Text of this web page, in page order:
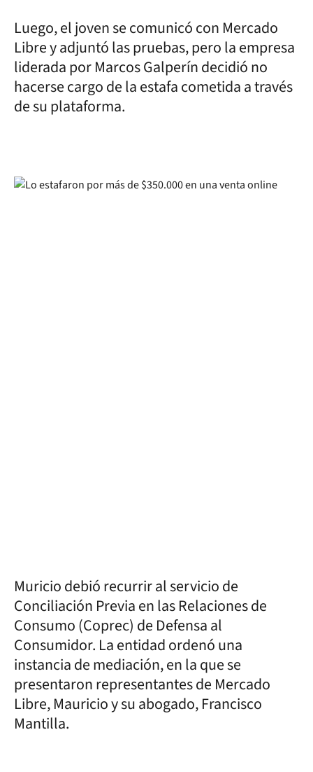
Luego, el joven se comunicó con Mercado
Libre y adjuntó las pruebas, pero la empresa
liderada por Marcos Galperín decidió no
hacerse cargo de la estafa cometida a través
de su plataforma.
Muricio debió recurrir al servicio de
Conciliación Previa en las Relaciones de
Consumo (Coprec) de Defensa al
Consumidor. La entidad ordenó una
instancia de mediación, en la que se
presentaron representantes de Mercado
Libre, Mauricio y su abogado, Francisco
Mantilla.